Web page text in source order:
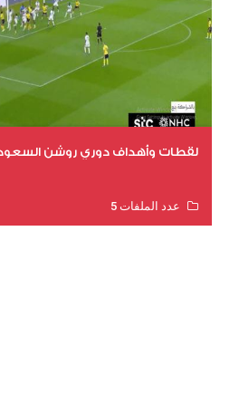
لقطات وأهداف دوري روشن
عدد الملفات 5